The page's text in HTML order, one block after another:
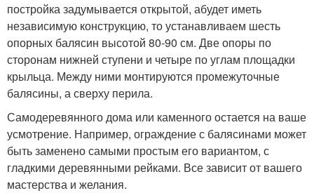
постройка задумывается открытой, абудет иметь
независимую конструкцию, то устанавливаем шесть
опорных балясин высотой 80-90 см. Две опоры по
сторонам нижней ступени и четыре по углам площадки
крыльца. Между ними монтируются промежуточные
балясины, а сверху перила.
Самодеревянного дома или каменного остается на ваше
усмотрение. Например, ограждение с балясинами может
быть заменено самыми простым его вариантом, с
гладкими деревянными рейками. Все зависит от вашего
мастерства и желания.